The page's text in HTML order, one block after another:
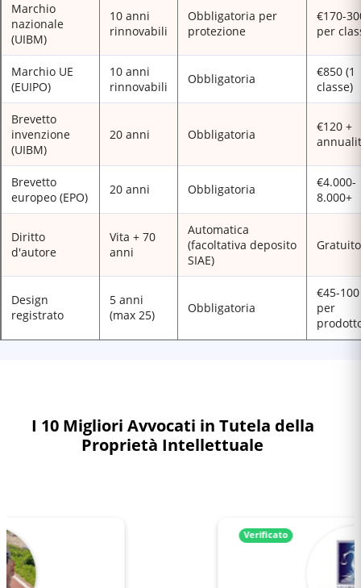
Marchio
nazionale
(UIBM)
10 anni
rinnovabili
Obbligatoria per
protezione
€170-
per
Marchio UE
(EUIPO)
10 anni
rinnovabili
Obbligatoria
€850 (1
classe)
Brevetto
invenzione
(UIBM)
20 anni Obbligatoria
€120 +
Brevetto
europeo (EPO)
20 anni Obbligatoria
€4.000-
8.000+
Diritto
d'autore
Vita + 70
anni
Automatica
(facoltativa deposito
SIAE)
Gratuito
Design
registrato
5 anni
(max 25)
Obbligatoria
€45-100
per
I 10 Migliori Avvocati in Tutela della
Proprietà Intellettuale